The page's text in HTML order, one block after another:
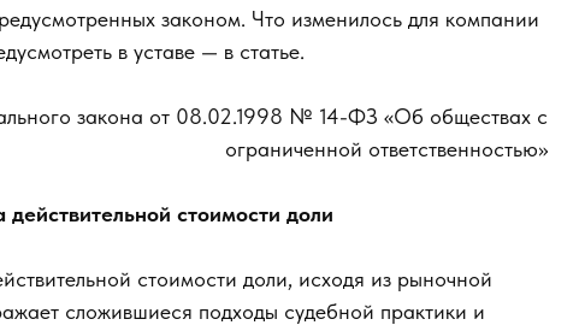
законом. Что изменилось для компании
в уставе — в статье.
закона от 08.02.1998 № 14-ФЗ «Об обществах с
ограниченной ответственностью»
стоимости доли
стоимости доли, исходя из рыночной
сложившиеся подходы судебной практики и